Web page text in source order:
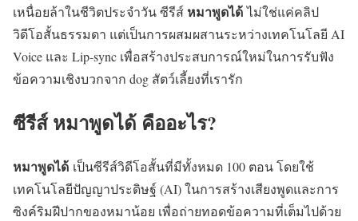
เหนื่อยล้าในชีวิตประจำวัน ซีรีส์ หมาพูดได้ไม่ใช่แค่คลิป
วิดีโอสั้นธรรมดา แต่เป็นการผสมผสานระหว่างเทคโนโลยี AI
Voice และ Lip-sync เพื่อสร้างประสบการณ์ใหม่ในการรับฟัง
ข้อความเชิงบวกจาก dog สัตว์เลี้ยงที่เรารัก
ซีรีส์ หมาพูดได้ คืออะไร?
หมาพูดได้ เป็นซีรีส์วิดีโอสั้นที่มีทั้งหมด 100 ตอน โดยใช้
เทคโนโลยีปัญญาประดิษฐ์ (AI) ในการสร้างเสียงพูดและการ
ซิงค์ริมฝีปากของหมาน้อย เพื่อถ่ายทอดข้อความที่เต็มไปด้วย